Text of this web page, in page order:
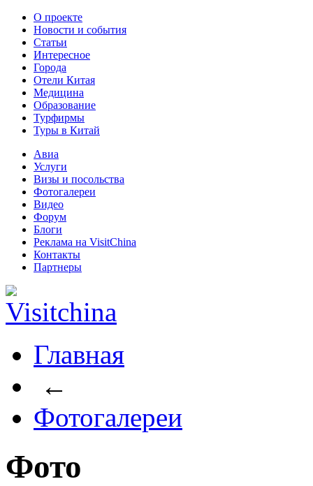
О проекте
Новости и события
Статьи
Интересное
Города
Отели Китая
Медицина
Образование
Турфирмы
Туры в Китай
Авиа
Услуги
Визы и посольства
Фотогалереи
Видео
Форум
Блоги
Реклама на VisitChina
Контакты
Партнеры
Главная
←
Фотогалереи
Фото